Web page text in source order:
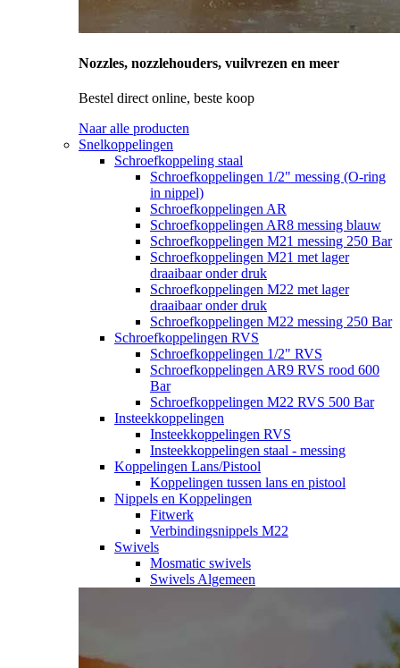
Nozzles, nozzlehouders, vuilvrezen en meer
Bestel direct online, beste koop
Naar alle producten
Snelkoppelingen
Schroefkoppeling staal
Schroefkoppelingen 1/2" messing (O-ring
in nippel)
Schroefkoppelingen AR
Schroefkoppelingen AR8 messing blauw
Schroefkoppelingen M21 messing 250 Bar
Schroefkoppelingen M21 met lager
draaibaar onder druk
Schroefkoppelingen M22 met lager
draaibaar onder druk
Schroefkoppelingen M22 messing 250 Bar
Schroefkoppelingen RVS
Schroefkoppelingen 1/2" RVS
Schroefkoppelingen AR9 RVS rood 600
Bar
Schroefkoppelingen M22 RVS 500 Bar
Insteekkoppelingen
Insteekkoppelingen RVS
Insteekkoppelingen staal - messing
Koppelingen Lans/Pistool
Koppelingen tussen lans en pistool
Nippels en Koppelingen
Fitwerk
Verbindingsnippels M22
Swivels
Mosmatic swivels
Swivels Algemeen